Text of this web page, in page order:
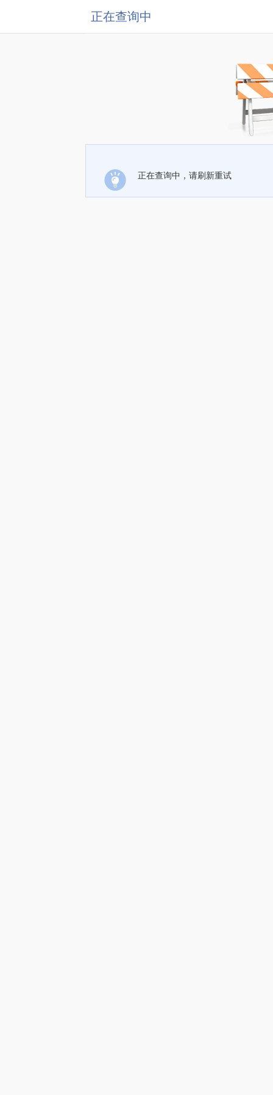
正在查询中
正在查询中，请刷新重试